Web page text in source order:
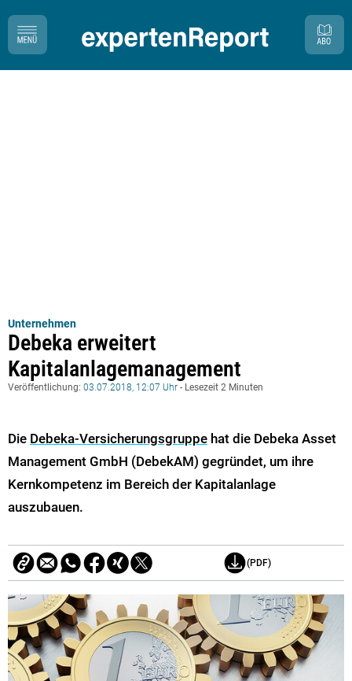
Unternehmen
Debeka erweitert
Kapitalanlagemanagement
Veröffentlichung: 03.07.2018, 12:07 Uhr - Lesezeit 2 Minuten
Die Debeka-Versicherungsgruppe hat die Debeka Asset
Management GmbH (DebekAM) gegründet, um ihre
Kernkompetenz im Bereich der Kapitalanlage
auszubauen.
(PDF)